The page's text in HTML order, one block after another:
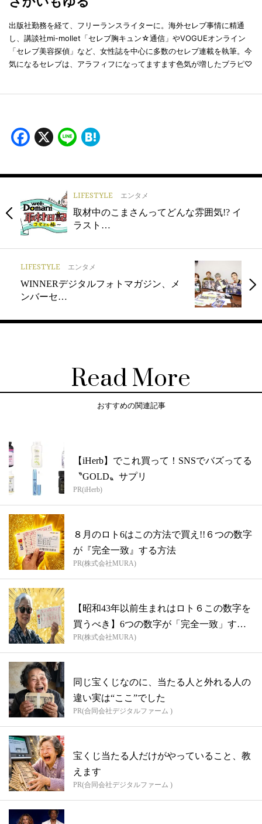
出版社勤務を経て、フリーランスライターに。海外セレブ事情に精通
し、講談社mi-mollet「セレブ胸キュン☆通信」やVOGUEオンライン
「セレブ美容探偵」など、女性誌を中心に多数のセレブ連載を執筆。今
気になるセレブは、アラフィフになってますます色気が増したブラピ♡
Facebook
X Line
LIFESTYLE エンタメ
取材中のこまさんってどんな雰囲気!? イ
ラスト…
LIFESTYLE エンタメ
WINNERデジタルフォトマガジン、メ
ンバーセ…
Read More
おすすめの関連記事
【iHerb】でこれ買って！SNSでバズってる
〝GOLD〟サプリ
PR(iHerb)
８月のロト6はこの方法で買え!!６つの数字
が『完全一致』する方法
PR(株式会社MURA)
【昭和43年以前生まれはロト６この数字を
買うべき】6つの数字が「完全一致」する
方...
PR(株式会社MURA)
同じ宝くじなのに、当たる人と外れる人の
違い実は“ここ”でした
PR(合同会社デジタルファーム )
宝くじ当たる人だけがやっていること、教
えます
PR(合同会社デジタルファーム )